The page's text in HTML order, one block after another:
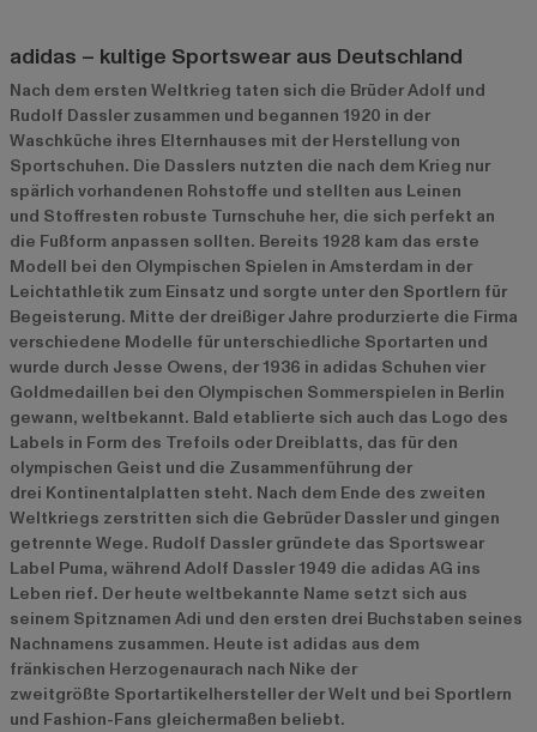
adidas – kultige Sportswear aus Deutschland
Nach dem ersten Weltkrieg taten sich die Brüder Adolf und
Rudolf Dassler zusammen und begannen 1920 in der
Waschküche ihres Elternhauses mit der Herstellung von
Sportschuhen. Die Dasslers nutzten die nach dem Krieg nur
spärlich vorhandenen Rohstoffe und stellten aus Leinen
und Stoffresten robuste Turnschuhe her, die sich perfekt an
die Fußform anpassen sollten. Bereits 1928 kam das erste
Modell bei den Olympischen Spielen in Amsterdam in der
Leichtathletik zum Einsatz und sorgte unter den Sportlern für
Begeisterung. Mitte der dreißiger Jahre produrzierte die Firma
verschiedene Modelle für unterschiedliche Sportarten und
wurde durch Jesse Owens, der 1936 in adidas Schuhen vier
Goldmedaillen bei den Olympischen Sommerspielen in Berlin
gewann, weltbekannt. Bald etablierte sich auch das Logo des
Labels in Form des Trefoils oder Dreiblatts, das für den
olympischen Geist und die Zusammenführung der
drei Kontinentalplatten steht. Nach dem Ende des zweiten
Weltkriegs zerstritten sich die Gebrüder Dassler und gingen
getrennte Wege. Rudolf Dassler gründete das Sportswear
Label Puma, während Adolf Dassler 1949 die adidas AG ins
Leben rief. Der heute weltbekannte Name setzt sich aus
seinem Spitznamen Adi und den ersten drei Buchstaben seines
Nachnamens zusammen. Heute ist adidas aus dem
fränkischen Herzogenaurach nach Nike der
zweitgrößte Sportartikelhersteller der Welt und bei Sportlern
und Fashion-Fans gleichermaßen beliebt.